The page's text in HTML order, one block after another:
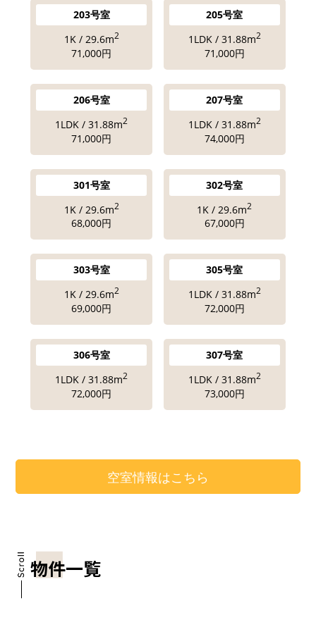
203号室
1K / 29.6m2
71,000円
205号室
1LDK / 31.88m2
71,000円
206号室
1LDK / 31.88m2
71,000円
207号室
1LDK / 31.88m2
74,000円
301号室
1K / 29.6m2
68,000円
302号室
1K / 29.6m2
67,000円
303号室
1K / 29.6m2
69,000円
305号室
1LDK / 31.88m2
72,000円
306号室
1LDK / 31.88m2
72,000円
307号室
1LDK / 31.88m2
73,000円
空室情報はこちら
物件一覧